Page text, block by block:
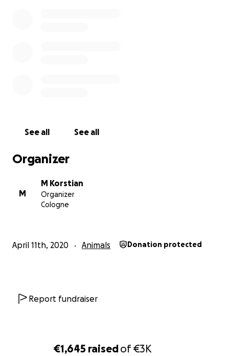
€1,645 raisedof€3K
See all See all
Organizer
M
M Korstian
Organizer
Cologne
April 11th, 2020 Animals Donation protected
Report fundraiser